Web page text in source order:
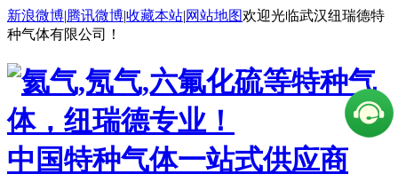
新浪微博|腾讯微博|收藏本站|网站地图欢迎光临武汉纽瑞德特
种气体有限公司！
中国特种气体一站式供应商